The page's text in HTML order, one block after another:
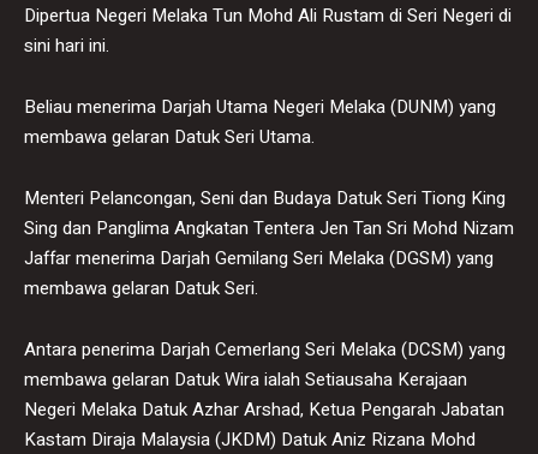
Dipertua Negeri Melaka Tun Mohd Ali Rustam di Seri Negeri di
sini hari ini.
Beliau menerima Darjah Utama Negeri Melaka (DUNM) yang
membawa gelaran Datuk Seri Utama.
Menteri Pelancongan, Seni dan Budaya Datuk Seri Tiong King
Sing dan Panglima Angkatan Tentera Jen Tan Sri Mohd Nizam
Jaffar menerima Darjah Gemilang Seri Melaka (DGSM) yang
membawa gelaran Datuk Seri.
Antara penerima Darjah Cemerlang Seri Melaka (DCSM) yang
membawa gelaran Datuk Wira ialah Setiausaha Kerajaan
Negeri Melaka Datuk Azhar Arshad, Ketua Pengarah Jabatan
Kastam Diraja Malaysia (JKDM) Datuk Aniz Rizana Mohd